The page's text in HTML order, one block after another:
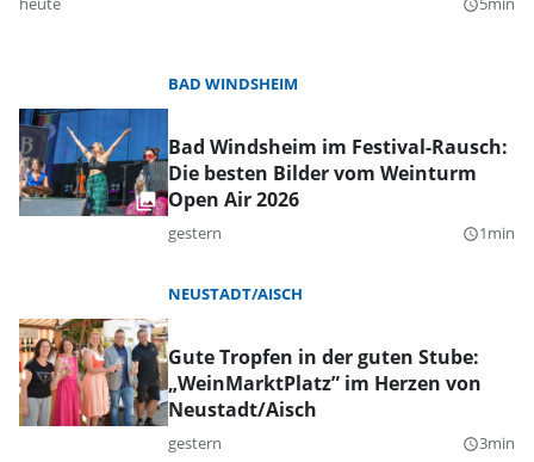
query_builder
BAD WINDSHEIM
Bad Windsheim im Festival-Rausch:
Die besten Bilder vom Weinturm
Open Air 2026
gestern query_builder1min
NEUSTADT/AISCH
Gute Tropfen in der guten Stube:
„WeinMarktPlatz” im Herzen von
Neustadt/Aisch
gestern query_builder3min